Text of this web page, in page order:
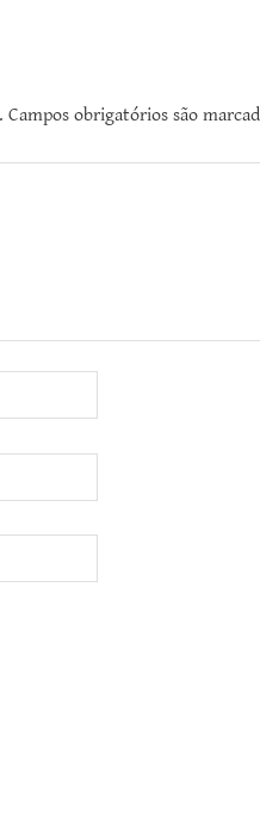
Campos obrigatórios são